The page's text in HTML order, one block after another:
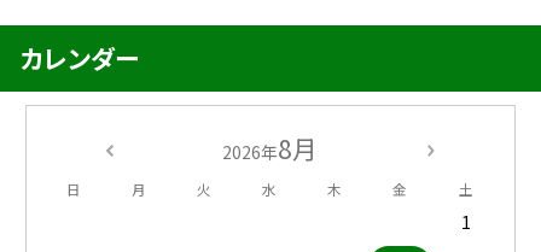
カレンダー
2026年8月
日 月 火 水 木 金 土
1